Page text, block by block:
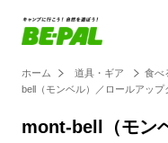
ホーム 道具・ギア 食べ
bell（モンベル）／ロールアップ
mont-bell（モン